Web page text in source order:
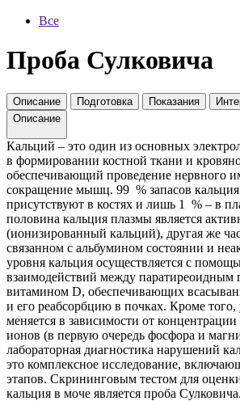
Все
Проба Сулковича
Описание Подготовка Показания
Описание
Кальций – это один из основных
в формировании костной ткани и
обеспечивающий проведение нервного
сокращение мышц. 99 % запасов кальция
присутствуют в костях и лишь 1 % – в
половина кальция плазмы является
(ионизированный кальций), другая же
связанном с альбумином состоянии и
уровня кальция осуществляется с
взаимодействий между паратиреоидным
витамином D, обеспечивающих
и его реабсорбцию в почках. Кроме того,
меняется в зависимости от
ионов (в первую очередь фосфора и
лабораторная диагностика нарушений
это комплексное исследование,
этапов. Скрининговым тестом для
кальция в моче является проба Сулковича.